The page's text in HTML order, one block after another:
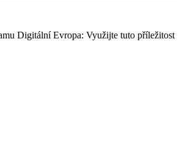
Digitální Evropa: Využijte tuto příležitost